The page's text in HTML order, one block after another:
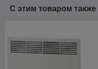
С этим товаром